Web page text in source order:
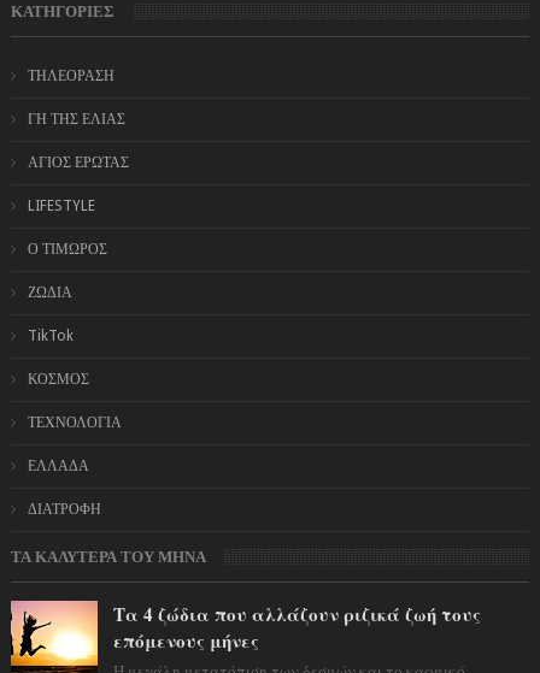
ΚΑΤΗΓΟΡΙΕΣ
ΤΗΛΕΟΡΑΣΗ
ΓΗ ΤΗΣ ΕΛΙΑΣ
ΑΓΙΟΣ ΕΡΩΤΑΣ
LIFESTYLE
Ο ΤΙΜΩΡΟΣ
ΖΩΔΙΑ
TikTok
ΚΟΣΜΟΣ
ΤΕΧΝΟΛΟΓΙΑ
ΕΛΛΑΔΑ
ΔΙΑΤΡΟΦΗ
ΤΑ ΚΑΛΥΤΕΡΑ ΤΟΥ ΜΗΝΑ
Τα 4 ζώδια που αλλάζουν ριζικά ζωή τους
επόμενους μήνες